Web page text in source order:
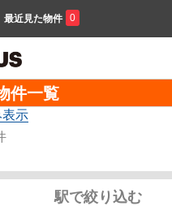
最近見た物件 0
件一覧
示
駅で絞り込む